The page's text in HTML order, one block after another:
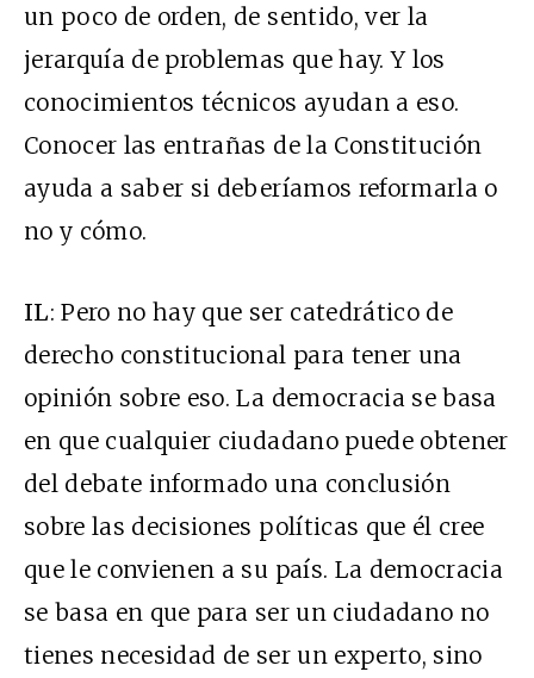
un poco de orden, de sentido, ver la
jerarquía de problemas que hay. Y los
conocimientos técnicos ayudan a eso.
Conocer las entrañas de la Constitución
ayuda a saber si deberíamos reformarla o
no y cómo.
IL: Pero no hay que ser catedrático de
derecho constitucional para tener una
opinión sobre eso. La democracia se basa
en que cualquier ciudadano puede obtener
del debate informado una conclusión
sobre las decisiones políticas que él cree
que le convienen a su país. La democracia
se basa en que para ser un ciudadano no
tienes necesidad de ser un experto, sino